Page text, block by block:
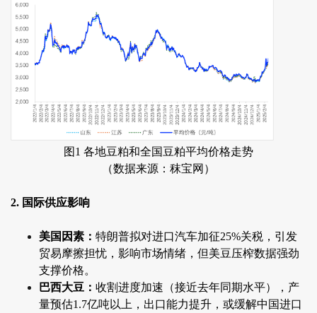
图1 各地豆粕和全国豆粕平均价格走势
（数据来源：秣宝网）
2. 国际供应影响
美国因素： 特朗普拟对进口汽车加征25%关税，引发
贸易摩擦担忧，影响市场情绪，但美豆压榨数据强劲
支撑价格。
巴西大豆： 收割进度加速（接近去年同期水平），产
量预估1.7亿吨以上，出口能力提升，或缓解中国进口